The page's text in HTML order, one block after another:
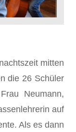
mitten
die 26 Schüler
Neumann,
auf
Als es dann